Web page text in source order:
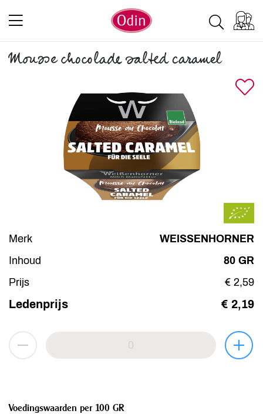
Mousse chocolade salted caramel
Merk
WEISSENHORNER
Inhoud
80 GR
Prijs
€ 2,59
Ledenprijs € 2,19
Voedingswaarden per 100 GR